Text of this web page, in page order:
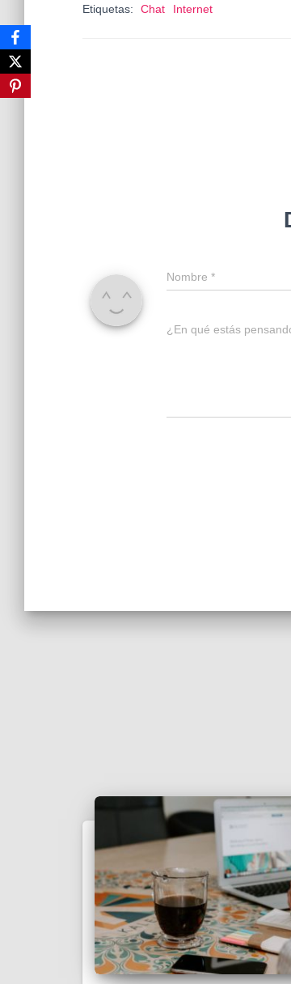
Etiquetas: Chat Internet
Nombre *
¿En qué estás